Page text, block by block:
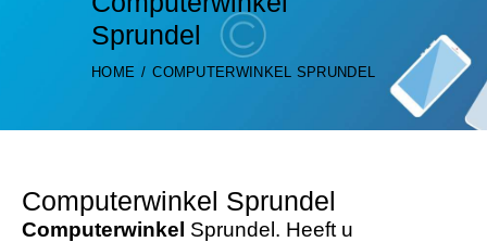
Sprundel
HOME COMPUTERWINKEL SPRUNDEL
Computerwinkel Sprundel
Computerwinkel Sprundel. Heeft u